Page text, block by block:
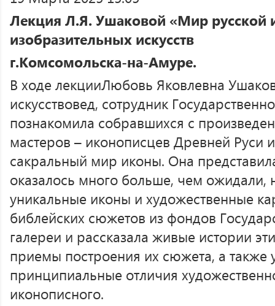
Лекция Л.Я. Ушаковой «Мир русской
изобразительных искусств
г.Комсомольска-на-Амуре.
В ходе лекцииЛюбовь Яковлевна
искусствовед, сотрудник
познакомила собравшихся с
мастеров – иконописцев Древней Руси
сакральный мир иконы. Она
оказалось много больше, чем ожидали,
уникальные иконы и художественные
библейских сюжетов из фондов
галереи и рассказала живые истории
приемы построения их сюжета, а также
принципиальные отличия
иконописного.